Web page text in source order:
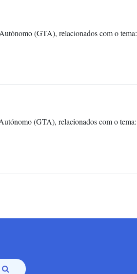
(GTA), relacionados com o
(GTA), relacionados com o